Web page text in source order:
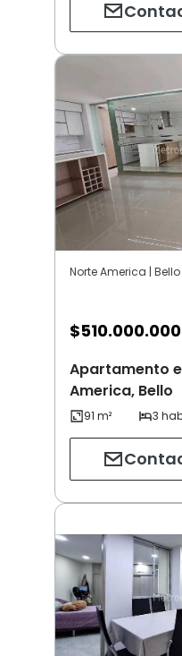
Norte America | Bello
$510.000.000
Apartamento
America, Bello